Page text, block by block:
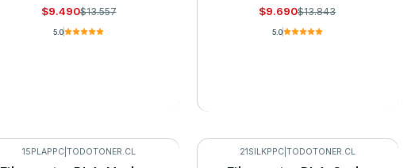
$9.490$13.557
5.0
VER DETALLES
$9.690$13.843
5.0
VER DETALLES
15PLAPPC| TODOTONER.CL 21SILKPPC| TODOTONER.CL